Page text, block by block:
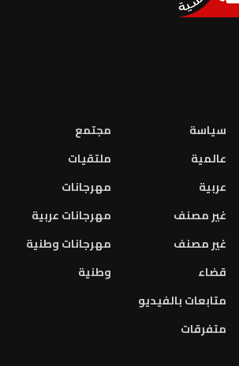
سياسة
عالمية
عربية
غير مصنف
غير مصنف
قضاء
متابعات بالفيديو
متفرقات
مجتمع
ملتقيات
مهرجانات
مهرجانات عربية
مهرجانات وطنية
وطنية